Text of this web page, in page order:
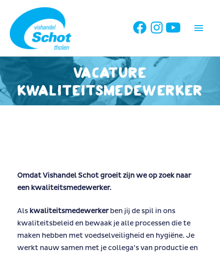
inhoud
Vacature
kwaliteitsmedewerker
Omdat Vishandel Schot groeit zijn we op zoek naar
een kwaliteitsmedewerker.
Als kwaliteitsmedewerkerben jij de spil in ons
kwaliteitsbeleid en bewaak je alle processen die te
maken hebben met voedselveiligheid en hygiëne. Je
werkt nauw samen met je collega’s van productie en